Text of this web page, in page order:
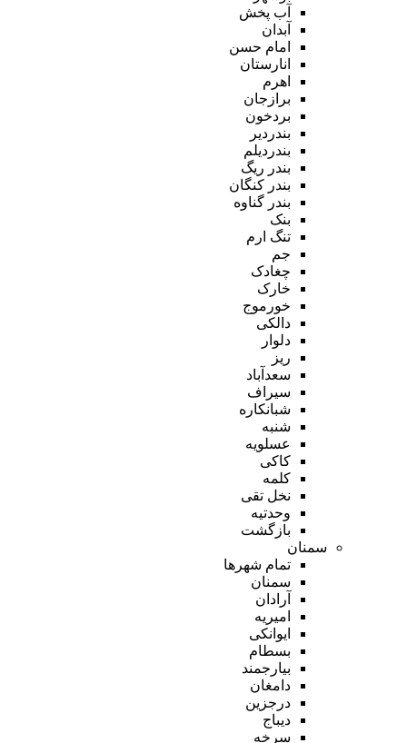
آب پخش
آبدان
امام حسن
انارستان
اهرم
برازجان
بردخون
بندردیر
بندردیلم
بندر ریگ
بندر کنگان
بندر گناوه
بنک
تنگ ارم
جم
چغادک
خارک
خورموج
دالکی
دلوار
ریز
سعدآباد
سیراف
شبانکاره
شنبه
عسلویه
کاکی
کلمه
نخل تقی
وحدتیه
بازگشت
سمنان
تمام شهر‌ها
سمنان
آرادان
امیریه
ایوانکی
بسطام
بیارجمند
دامغان
درجزین
دیباج
سرخه